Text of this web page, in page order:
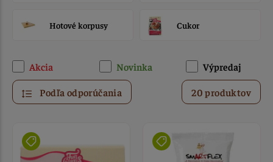
Hotové korpusy Cukor
Akcia Novinka Výpredaj
Podľa odporúčania 20 produktov